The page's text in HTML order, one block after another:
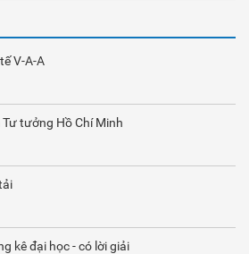
V-A-A
tưởng Hồ Chí Minh
kê đại học - có lời giải